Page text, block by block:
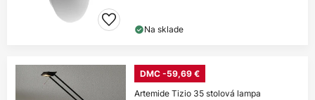
Na sklade
DMC -59,69 €
Artemide Tizio 35 stolová lampa